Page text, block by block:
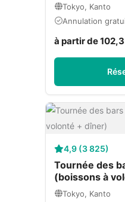
Tokyo, Kanto
Annulation
à partir de
4,9 (3 825)
Tournée des
(boissons à
Tokyo, Kanto